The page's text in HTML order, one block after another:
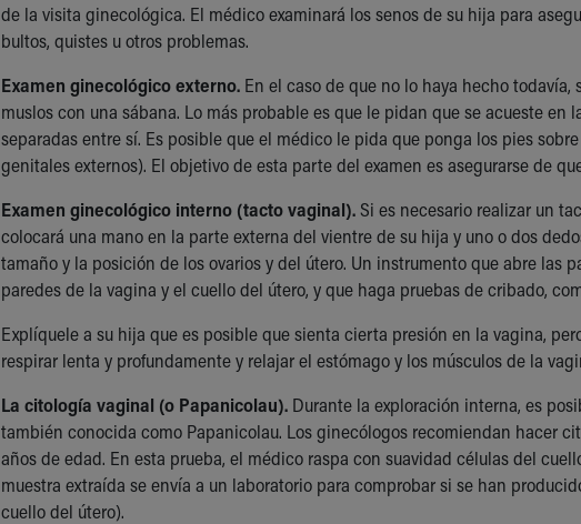
de la visita ginecológica. El médico examinará los senos de su hija para
bultos, quistes u otros problemas.
Examen ginecológico externo. En el caso de que no lo haya hecho
muslos con una sábana. Lo más probable es que le pidan que se acueste
separadas entre sí. Es posible que el médico le pida que ponga los pies
genitales externos). El objetivo de esta parte del examen es asegurarse de
Examen ginecológico interno (tacto vaginal). Si es necesario realizar un
colocará una mano en la parte externa del vientre de su hija y uno o dos
tamaño y la posición de los ovarios y del útero. Un instrumento que abre las
paredes de la vagina y el cuello del útero, y que haga pruebas de cribado,
Explíquele a su hija que es posible que sienta cierta presión en la vagina,
respirar lenta y profundamente y relajar el estómago y los músculos de la
La citología vaginal (o Papanicolau). Durante la exploración interna, es
también conocida como Papanicolau. Los ginecólogos recomiendan hacer
años de edad. En esta prueba, el médico raspa con suavidad células del
muestra extraída se envía a un laboratorio para comprobar si se han
cuello del útero).